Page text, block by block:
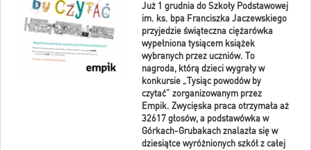
Już 1 grudnia do Szkoły Podstawowej
im. ks. bpa Franciszka Jaczewskiego
przyjedzie świąteczna ciężarówka
wypełniona tysiącem książek
wybranych przez uczniów. To
nagroda, którą dzieci wygrały w
konkursie „Tysiąc powodów by
czytać” zorganizowanym przez
Empik. Zwycięska praca otrzymała aż
32617 głosów, a podstawówka w
Górkach-Grubakach znalazła się w
dziesiątce wyróżnionych szkół z całej